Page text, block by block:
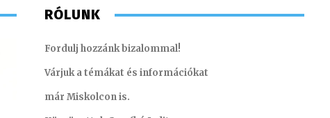
RÓLUNK
Fordulj hozzánk bizalommal!
Várjuk a témákat és információkat
már Miskolcon is.